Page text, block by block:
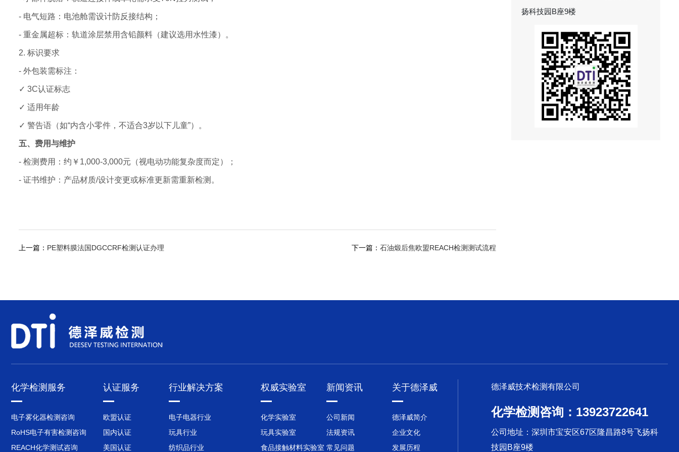
- 电气短路：电池舱需设计防反接结构；
- 重金属超标：轨道涂层禁用含铅颜料（建议选用水性漆）。
2. 标识要求
- 外包装需标注：
✓ 3C认证标志
✓ 适用年龄
✓ 警告语（如“内含小零件，不适合3岁以下儿童”）。
五、费用与维护
- 检测费用：约￥1,000-3,000元（视电动功能复杂度而定）；
- 证书维护：产品材质/设计变更或标准更新需重新检测。
上一篇： PE塑料膜法国DGCCRF检测认证办理 下一篇： 石油煅后焦欧盟REACH检测测试流程
扬科技园B座9楼
化学检测服务
电子雾化器检测咨询
RoHS电子有害检测咨询
REACH化学测试咨询
认证服务
欧盟认证
国内认证
美国认证
行业解决方案
电子电器行业
玩具行业
纺织品行业
权威实验室
化学实验室
玩具实验室
食品接触材料实验室
新闻资讯
公司新闻
法规资讯
常见问题
关于德泽威
德泽威简介
企业文化
发展历程
德泽威技术检测有限公司
化学检测咨询：13923722641
公司地址：深圳市宝安区67区隆昌路8号飞扬科
技园B座9楼